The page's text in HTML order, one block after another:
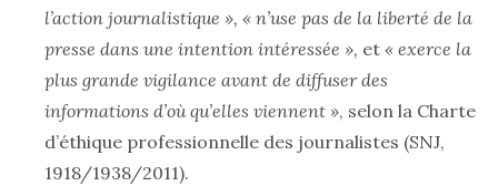
l’action journalistique », « n’use pas de la liberté de la
presse dans une intention intéressée », et « exerce la
plus grande vigilance avant de diffuser des
informations d’où qu’elles viennent », selon la Charte
d’éthique professionnelle des journalistes (SNJ,
1918/1938/2011).